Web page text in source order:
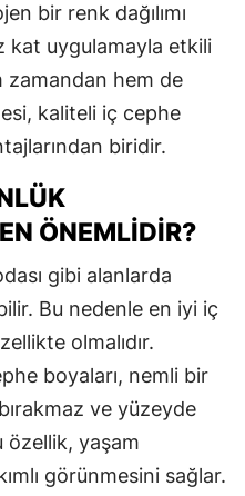
bir renk dağılımı
kat uygulamayla etkili
zamandan hem de
kaliteli iç cephe
biridir.
ÖNEMLIDIR?
gibi alanlarda
Bu nedenle en iyi iç
olmalıdır.
boyaları, nemli bir
ve yüzeyde
özellik, yaşam
görünmesini sağlar.